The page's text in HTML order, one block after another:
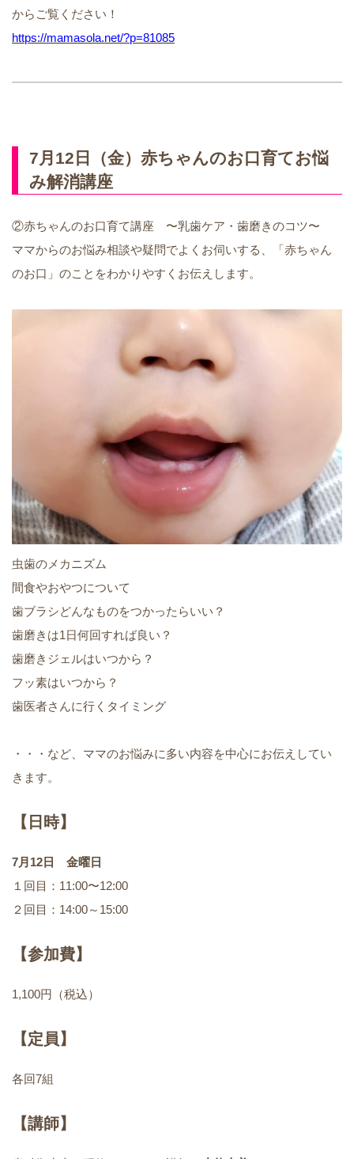
からご覧ください！
https://mamasola.net/?p=81085
7月12日（金）赤ちゃんのお口育てお悩
み解消講座
②赤ちゃんのお口育て講座 〜乳歯ケア・歯磨きのコツ〜
ママからのお悩み相談や疑問でよくお伺いする、「赤ちゃん
のお口」のことをわかりやすくお伝えします。
虫歯のメカニズム
間食やおやつについて
歯ブラシどんなものをつかったらいい？
歯磨きは1日何回すれば良い？
歯磨きジェルはいつから？
フッ素はいつから？
歯医者さんに行くタイミング
・・・など、ママのお悩みに多い内容を中心にお伝えしてい
きます。
【日時】
7月12日 金曜日
１回目：11:00〜12:00
２回目：14:00～15:00
【参加費】
1,100円（税込）
【定員】
各回7組
【講師】